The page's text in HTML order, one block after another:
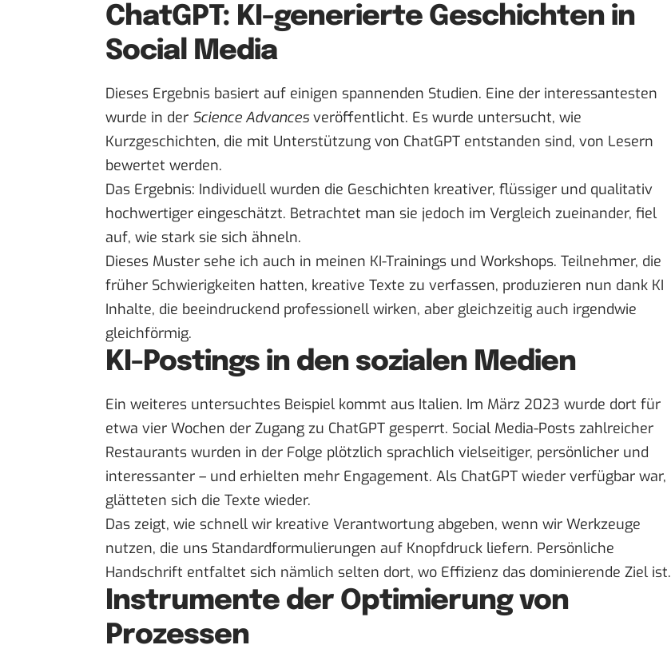
ChatGPT: KI-generierte Geschichten in
Social Media
Dieses Ergebnis basiert auf einigen spannenden Studien. Eine der interessantesten
wurde in der Science Advances veröffentlicht. Es wurde untersucht, wie
Kurzgeschichten, die mit Unterstützung von ChatGPT entstanden sind, von Lesern
bewertet werden.
Das Ergebnis: Individuell wurden die Geschichten kreativer, flüssiger und qualitativ
hochwertiger eingeschätzt. Betrachtet man sie jedoch im Vergleich zueinander, fiel
auf, wie stark sie sich ähneln.
Dieses Muster sehe ich auch in meinen KI-Trainings und Workshops. Teilnehmer, die
früher Schwierigkeiten hatten, kreative Texte zu verfassen, produzieren nun dank KI
Inhalte, die beeindruckend professionell wirken, aber gleichzeitig auch irgendwie
gleichförmig.
KI-Postings in den sozialen Medien
Ein weiteres untersuchtes Beispiel kommt aus Italien. Im März 2023 wurde dort für
etwa vier Wochen der Zugang zu ChatGPT gesperrt. Social Media-Posts zahlreicher
Restaurants wurden in der Folge plötzlich sprachlich vielseitiger, persönlicher und
interessanter – und erhielten mehr Engagement. Als ChatGPT wieder verfügbar war,
glätteten sich die Texte wieder.
Das zeigt, wie schnell wir kreative Verantwortung abgeben, wenn wir Werkzeuge
nutzen, die uns Standardformulierungen auf Knopfdruck liefern. Persönliche
Handschrift entfaltet sich nämlich selten dort, wo Effizienz das dominierende Ziel ist.
Instrumente der Optimierung von
Prozessen